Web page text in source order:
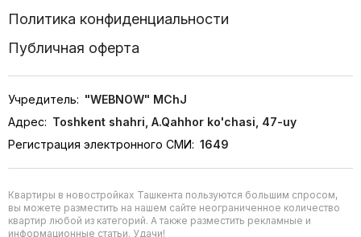
Политика конфиденциальности
Публичная оферта
Учредитель: "WEBNOW" MChJ
Адрес: Toshkent shahri, A.Qahhor ko'chasi, 47-uy
Регистрация электронного СМИ: 1649
Квартиры в новостройках Ташкента пользуются большим спросом,
вы можете разместить на нашем сайте неограниченное количество
квартир любой из категорий. А также разместить рекламные и
информационные статьи. Удачи!